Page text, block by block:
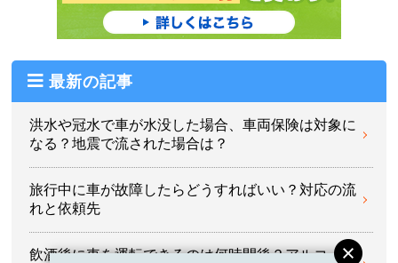
最新の記事
洪水や冠水で車が水没した場合、車両保険は対象に
なる？地震で流された場合は？
旅行中に車が故障したらどうすればいい？対応の流
れと依頼先
飲酒後に車を運転できるのは何時間後？アルコール